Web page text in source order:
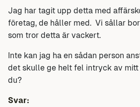
Jag har tagit upp detta med
företag, de håller med. Vi sållar
som tror detta är vackert.
Inte kan jag ha en sådan person
det skulle ge helt fel intryck av mitt
du?
Svar: